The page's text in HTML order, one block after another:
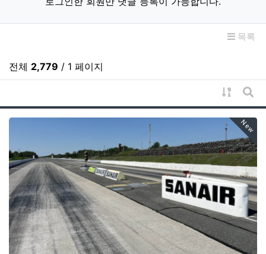
목록
전체 2,779 / 1 페이지
게시물
게
New